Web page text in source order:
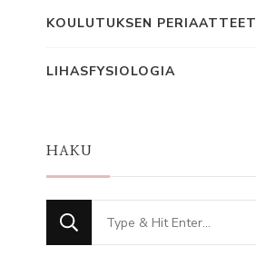
KOULUTUKSEN PERIAATTEET
LIHASFYSIOLOGIA
HAKU
Looking
for